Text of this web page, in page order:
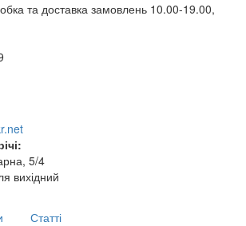
та доставка замовлень 10.00-19.00,
5/4
вихідний
Статті